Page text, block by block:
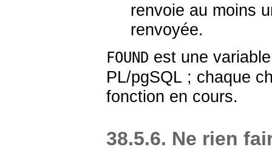
renvoie au moins
renvoyée.
FOUND est une
PL/pgSQL ; chaque
fonction en cours.
38.5.6. Ne rien